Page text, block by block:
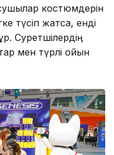
костюмдерін
түсіп жатса, енді
Суретшілердің
мен түрлі ойын